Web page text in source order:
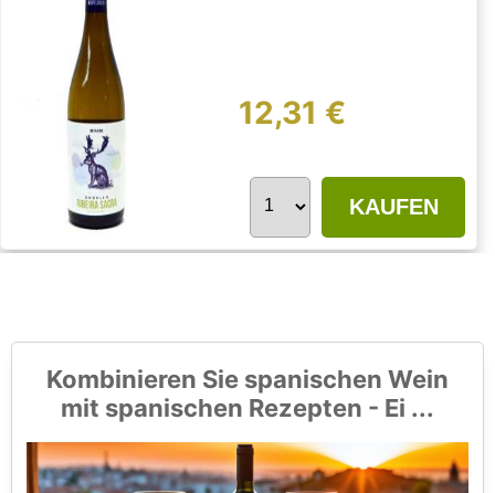
12,31 €
KAUFEN
Kombinieren Sie spanischen Wein
mit spanischen Rezepten - Ei ...